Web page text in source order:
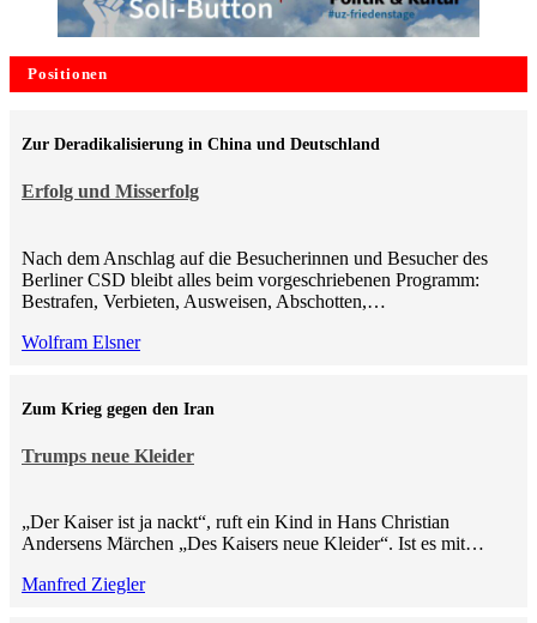
Positionen
Erfolg und Misserfolg
Zur Deradikalisierung in China und Deutschland
Nach dem Anschlag auf die Besucherinnen und Besucher des
Berliner CSD bleibt alles beim vorgeschriebenen Programm:
Bestrafen, Verbieten, Ausweisen, Abschotten,…
Wolfram Elsner
Trumps neue Kleider
Zum Krieg gegen den Iran
„Der Kaiser ist ja nackt“, ruft ein Kind in Hans Christian
Andersens Märchen „Des Kaisers neue Kleider“. Ist es mit…
Manfred Ziegler